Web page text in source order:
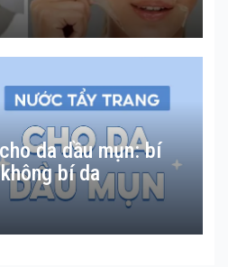
da dầu mụn: bí
bí da